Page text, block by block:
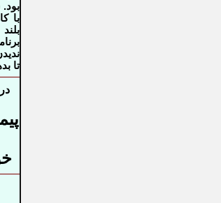
با
تا